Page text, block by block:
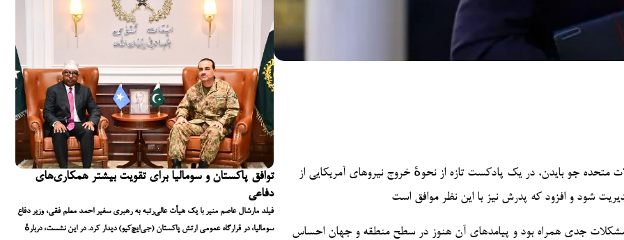
توافق پاکستان و سومالیا برای تقویت بیشتر همکاری‌های
دفاعی
فیلد مارشال عاصم منیر با یک هیأت عالی‌رتبه به رهبری سفیر احمد معلم فقی، وزیر دفاع
سومالیا، در قرارگاه عمومی ارتش پاکستان (جی‌ایچ‌کیو) دیدار کرد. در این نشست، دربارهٔ
پیشین ایالات متحده جو بایدن، در یک پادکست تازه از نحوهٔ خروج نیروهای آمریکایی از
مشکلات جدی همراه بود و پیامدهای آن هنوز در سطح منطقه و جهان احساس